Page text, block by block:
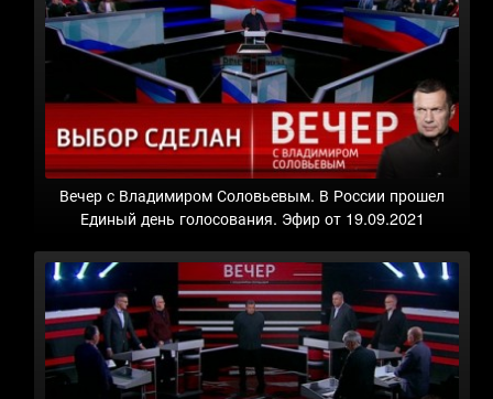
Вечер с Владимиром Соловьевым. В России прошел
Единый день голосования. Эфир от 19.09.2021